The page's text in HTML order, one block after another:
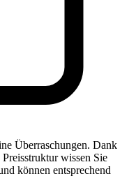
Überraschungen. Dank
wissen Sie
können entsprechend